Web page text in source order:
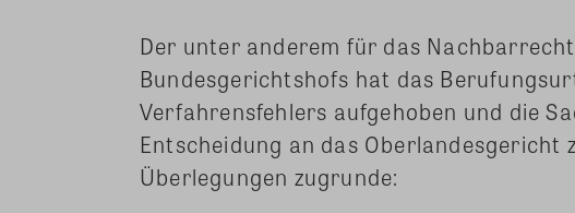
Der unter anderem für das
Bundesgerichtshofs hat das
Verfahrensfehlers aufgehoben und die
Entscheidung an das Oberlandesgericht
Überlegungen zugrunde: